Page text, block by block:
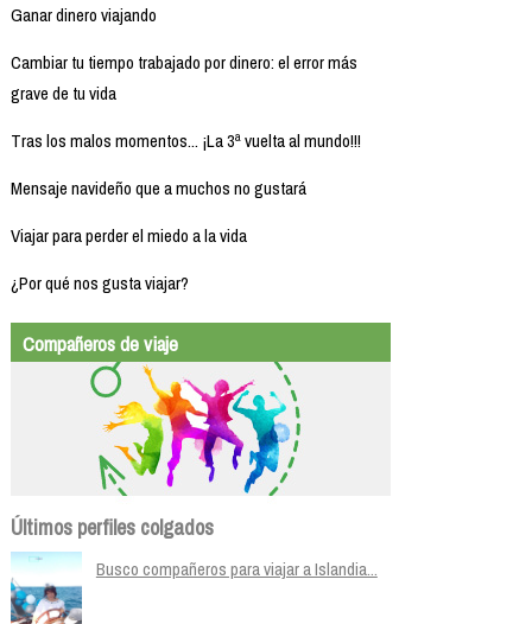
Ganar dinero viajando
Cambiar tu tiempo trabajado por dinero: el error más
grave de tu vida
Tras los malos momentos... ¡La 3ª vuelta al mundo!!!
Mensaje navideño que a muchos no gustará
Viajar para perder el miedo a la vida
¿Por qué nos gusta viajar?
Compañeros de viaje
Últimos perfiles colgados
Busco compañeros para viajar a Islandia...